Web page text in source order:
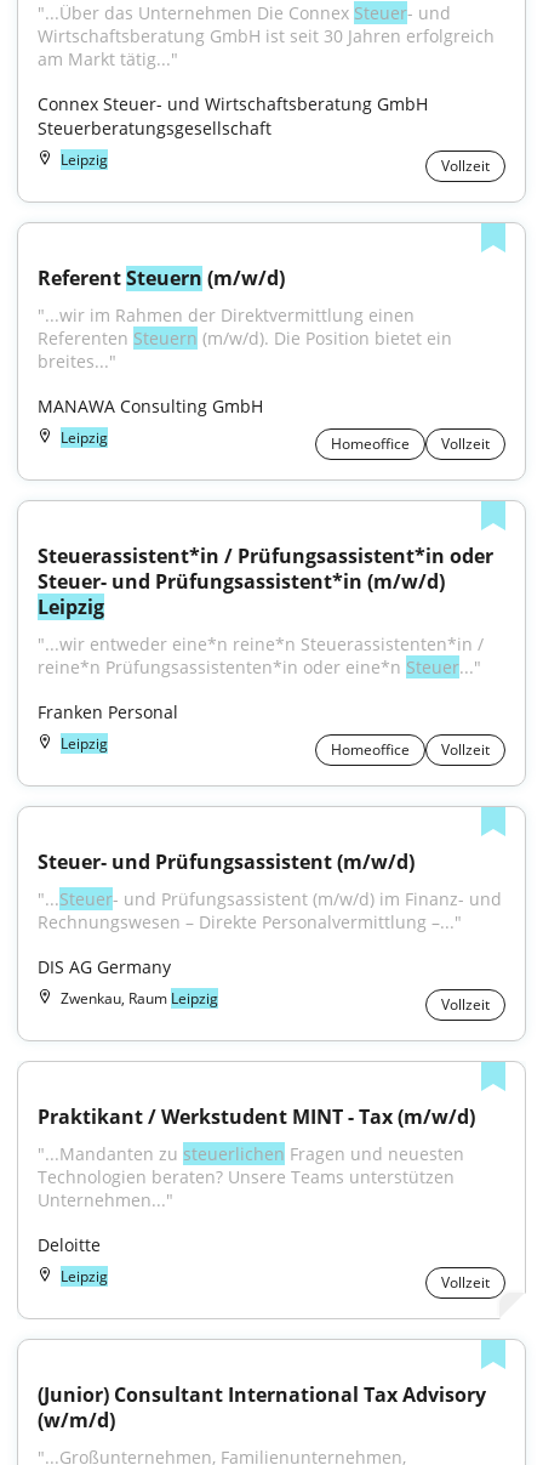
"...Über das Unternehmen Die Connex Steuer- und
Wirtschaftsberatung GmbH ist seit 30 Jahren erfolgreich
am Markt tätig..."
Connex Steuer- und Wirtschaftsberatung GmbH
Steuerberatungsgesellschaft
Leipzig Vollzeit
Referent Steuern (m/w/d)
"...wir im Rahmen der Direktvermittlung einen
Referenten Steuern (m/w/d). Die Position bietet ein
breites..."
MANAWA Consulting GmbH
Leipzig Homeoffice Vollzeit
Steuerassistent*in / Prüfungsassistent*in oder
Leipzig
"...wir entweder eine*n reine*n Steuerassistenten*in /
reine*n Prüfungsassistenten*in oder eine*n Steuer..."
Franken Personal
Leipzig Homeoffice Vollzeit
Steuer‑ und Prüfungsassistent (m/w/d)
"...Steuer- und Prüfungsassistent (m/w/d) im Finanz- und
Rechnungswesen – Direkte Personalvermittlung –..."
DIS AG Germany
Zwenkau, Raum Leipzig Vollzeit
Praktikant / Werkstudent MINT - Tax (m/w/d)
"...Mandanten zu steuerlichen Fragen und neuesten
Technologien beraten? Unsere Teams unterstützen
Unternehmen..."
Deloitte
Leipzig Vollzeit
(Junior) Consultant International Tax Advisory
(w/m/d)
"...Großunternehmen, Familienunternehmen,